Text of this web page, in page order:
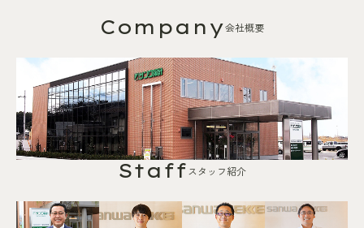
Company会社概要
Staffスタッフ紹介